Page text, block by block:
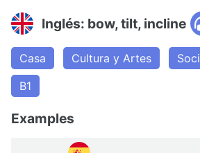
Inglés: bow, tilt, incline
Casa Cultura y Artes
B1
Examples